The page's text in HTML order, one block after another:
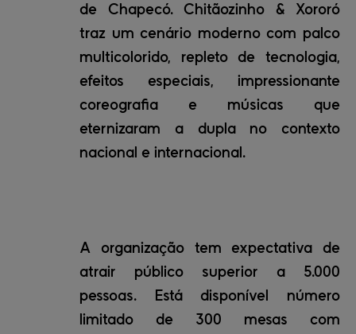
de Chapecó. Chitãozinho & Xororó
traz um cenário moderno com palco
multicolorido, repleto de tecnologia,
efeitos especiais, impressionante
coreografia e músicas que
eternizaram a dupla no contexto
nacional e internacional.
A organização tem expectativa de
atrair público superior a 5.000
pessoas. Está disponível número
limitado de 300 mesas com